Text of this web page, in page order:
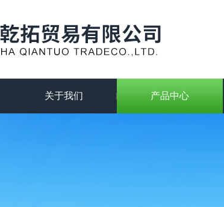
关于我们 产品中心